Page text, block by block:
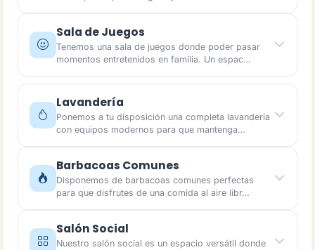
Sala de Juegos
Tenemos una sala de juegos donde poder pasar
momentos entretenidos en familia. Un espac…
Lavandería
Ponemos a tu disposición una completa lavandería
con equipos modernos para que mantenga…
Barbacoas Comunes
Disponemos de barbacoas comunes perfectas
para que disfrutes de una comida al aire libr…
Salón Social
Nuestro salón social es un espacio versátil donde